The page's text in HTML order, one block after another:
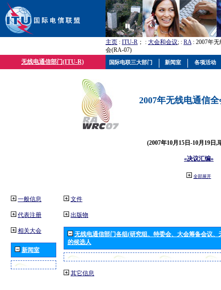
主页 : ITU-R ； : 大会和会议; : RA: 2007年
会(RA-07)
无线电通信部门(ITU-R)
2007年无线电通信
(2007年10月15日-10月19日,
«决议汇编»
全部展开
一般信息
代表注册
相关大会
新闻室
文件
出版物
无线电通信部门各组(研究组、特委会、大会筹备会议
的候选人
其它信息
国际电联三大部门 新闻室 各项活动